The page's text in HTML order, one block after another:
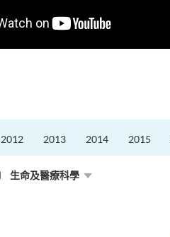
2012 2013 2014 2015
生命及醫療科學